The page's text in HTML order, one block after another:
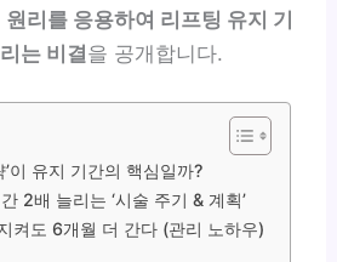
리를 응용하여 리프팅 유지 기
는 비결을 공개합니다.
’이 유지 기간의 핵심일까?
2배 늘리는 ‘시술 주기 & 계획’
켜도 6개월 더 간다 (관리 노하우)